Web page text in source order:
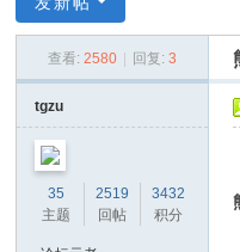
52
查看: 2580 回复: 3
tgzu
35
主题
2519
回帖
3432
积分